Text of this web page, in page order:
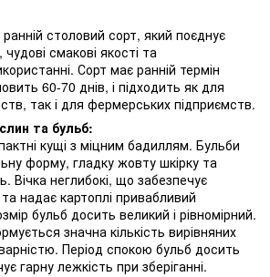
столовий сорт, який поєднує
смакові якості та
Сорт має ранній термін
60-70 днів, і підходить як для
так і для фермерських підприємств.
та бульб:
кущі з міцним бадиллям. Бульби
форму, гладку жовту шкірку та
Вічка неглибокі, що забезпечує
надає картоплі привабливий
бульб досить великий і рівномірний.
значна кількість вирівняних
Період спокою бульб досить
гарну лежкість при зберіганні.